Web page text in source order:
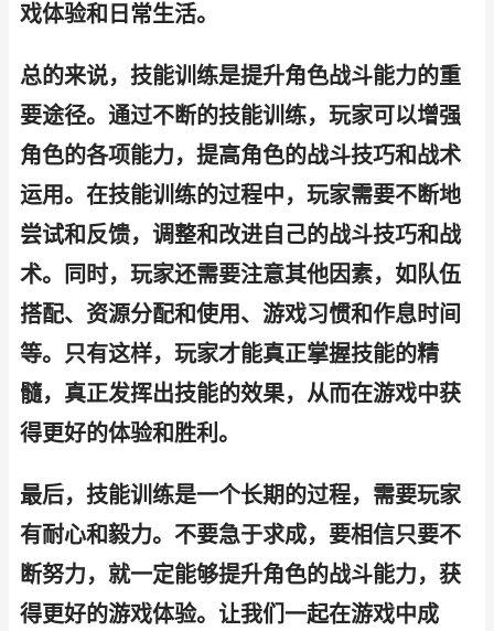
戏体验和日常生活。
总的来说，技能训练是提升角色战斗能力的重
要途径。通过不断的技能训练，玩家可以增强
角色的各项能力，提高角色的战斗技巧和战术
运用。在技能训练的过程中，玩家需要不断地
尝试和反馈，调整和改进自己的战斗技巧和战
术。同时，玩家还需要注意其他因素，如队伍
搭配、资源分配和使用、游戏习惯和作息时间
等。只有这样，玩家才能真正掌握技能的精
髓，真正发挥出技能的效果，从而在游戏中获
得更好的体验和胜利。
最后，技能训练是一个长期的过程，需要玩家
有耐心和毅力。不要急于求成，要相信只要不
断努力，就一定能够提升角色的战斗能力，获
得更好的游戏体验。让我们一起在游戏中成